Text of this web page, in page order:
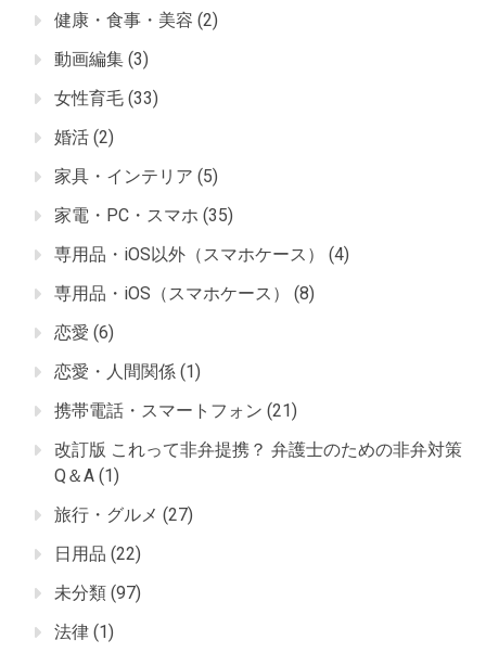
健康・食事・美容 (2)
動画編集 (3)
女性育毛 (33)
婚活 (2)
家具・インテリア (5)
家電・PC・スマホ (35)
専用品・iOS以外（スマホケース）
(4)
専用品・iOS（スマホケース）
(8)
恋愛 (6)
恋愛・人間関係 (1)
携帯電話・スマートフォン (21)
改訂版 これって非弁提携？ 弁護士のための非弁対策
Q＆A (1)
旅行・グルメ (27)
日用品 (22)
未分類 (97)
法律 (1)